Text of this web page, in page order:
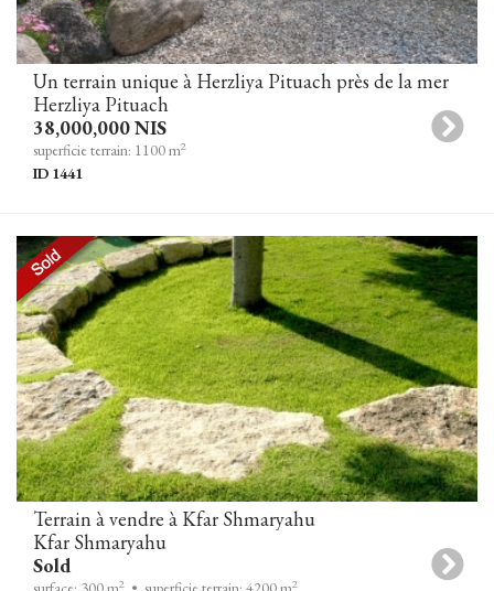
Un terrain unique à Herzliya Pituach près de la mer
Herzliya Pituach
38,000,000 NIS
superficie terrain: 1100 m2
ID 1441
Terrain à vendre à Kfar Shmaryahu
Kfar Shmaryahu
Sold
2 2